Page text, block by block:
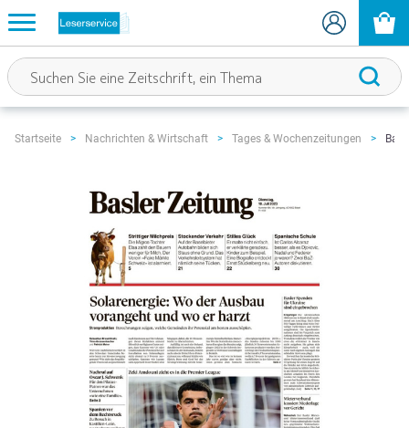
Startseite Nachrichten & Wirtschaft Tages & Wochenzeitungen